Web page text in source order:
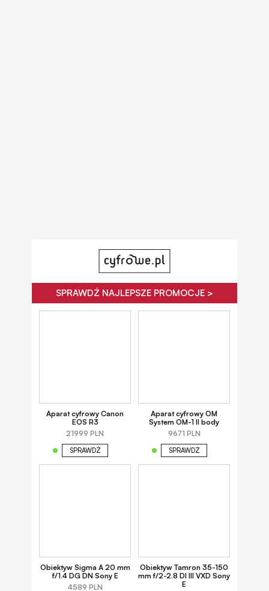
SPRAWDŹ NAJLEPSZE PROMOCJE >
Aparat cyfrowy Canon
EOS R3
21999 PLN
SPRAWDŹ
Aparat cyfrowy OM
System OM-1 II body
9671 PLN
SPRAWDŹ
Obiektyw Sigma A 20 mm
f/1.4 DG DN Sony E
4589 PLN
Obiektyw Tamron 35-150
mm f/2-2.8 DI III VXD Sony
E